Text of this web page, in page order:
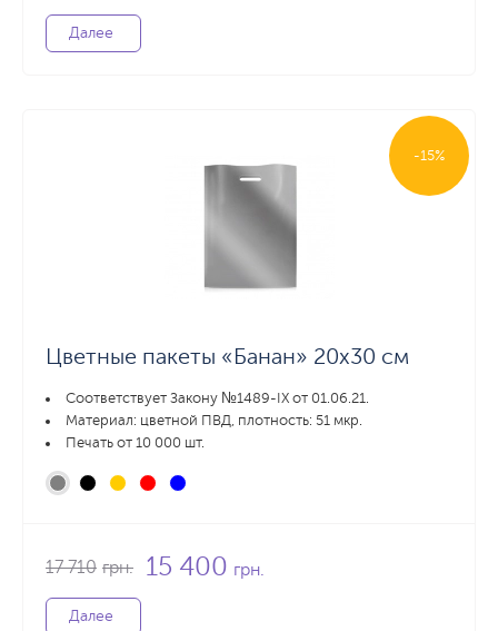
Далее
-15%
Цветные пакеты «Банан» 20х30 см
Соответствует Закону №1489-IX от 01.06.21.
Материал: цветной ПВД, плотность: 51 мкр.
Печать от 10 000 шт.
17 710 грн. 15 400 грн.
Далее